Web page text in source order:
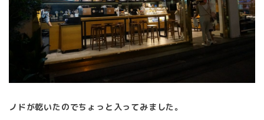
ノドが乾いたのでちょっと入ってみました。